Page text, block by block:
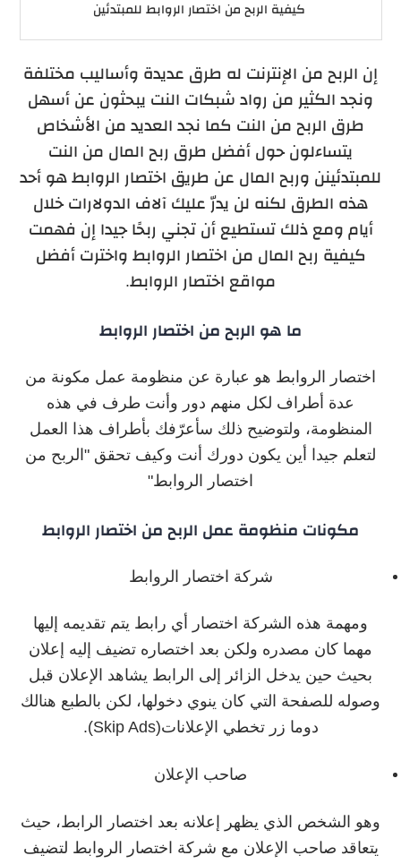
كيفية الربح من اختصار الروابط للمبتدئين
إن الربح من الإنترنت له طرق عديدة وأساليب مختلفة
ونجد الكثير من رواد شبكات النت يبحثون عن أسهل
طرق الربح من النت كما نجد العديد من الأشخاص
يتساءلون حول أفضل طرق ربح المال من النت
للمبتدئينن وربح المال عن طريق اختصار الروابط هو أحد
هذه الطرق لكنه لن يدرّ عليك آلاف الدولارات خلال
أيام ومع ذلك تستطيع أن تجني ربحًا جيدا إن فهمت
كيفية ربح المال من اختصار الروابط واخترت أفضل
مواقع اختصار الروابط.
ما هو الربح من اختصار الروابط
اختصار الروابط هو عبارة عن منظومة عمل مكونة من
عدة أطراف لكل منهم دور وأنت طرف في هذه
المنظومة، ولتوضيح ذلك سأعرّفك بأطراف هذا العمل
لتعلم جيدا أين يكون دورك أنت وكيف تحقق "الربح من
اختصار الروابط"
مكونات منظومة عمل الربح من اختصار الروابط
شركة اختصار الروابط
ومهمة هذه الشركة اختصار أي رابط يتم تقديمه إليها
مهما كان مصدره ولكن بعد اختصاره تضيف إليه إعلان
بحيث حين يدخل الزائر إلى الرابط يشاهد الإعلان قبل
وصوله للصفحة التي كان ينوي دخولها، لكن بالطبع هنالك
دوما زر تخطي الإعلانات(Skip Ads).
صاحب الإعلان
وهو الشخص الذي يظهر إعلانه بعد اختصار الرابط، حيث
يتعاقد صاحب الإعلان مع شركة اختصار الروابط لتضيف